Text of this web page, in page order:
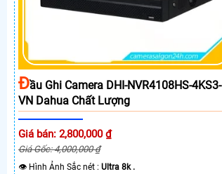
ĐẦu Ghi Camera DHI-NVR4108HS-4KS3-
VN Dahua Chất Lượng
Giá bán: 2,800,000 ₫
Giá Gốc: 4,000,000 ₫
👁 Hình Ảnh Sắc nét : Ultra 8k .